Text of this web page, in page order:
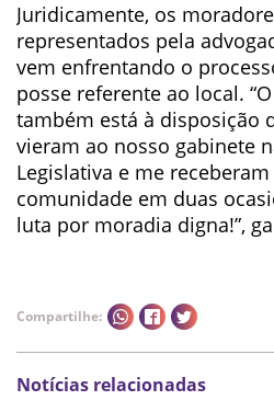
Juridicamente, os
representados pela
vem enfrentando o
posse referente ao local.
também está à disposição
vieram ao nosso gabinete
Legislativa e me
comunidade em duas
luta por moradia digna!”,
Compartilhe:
Notícias relacionadas